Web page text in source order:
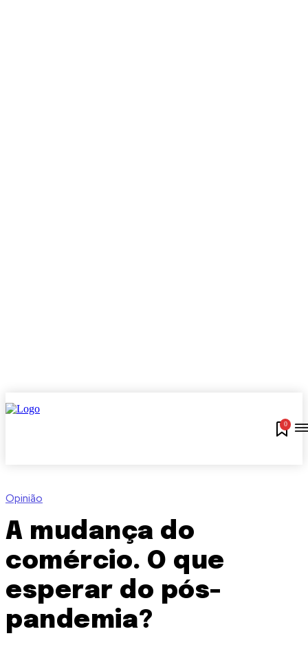
0
Opinião
A mudança do
comércio. O que
esperar do pós-
pandemia?